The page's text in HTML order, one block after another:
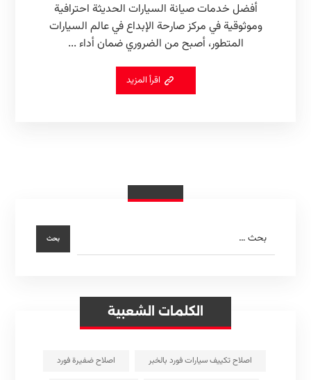
أفضل خدمات صيانة السيارات الحديثة احترافية
وموثوقية في مركز صارحة الإبداع في عالم السيارات
المتطور، أصبح من الضروري ضمان أداء ...
اقرأ المزيد
الكلمات الشعبية
اصلاح تكييف سيارات فورد بالخبر اصلاح ضفيرة فورد